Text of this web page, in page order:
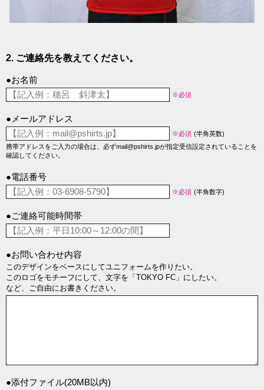
2. ご連絡先を教えてください。
●お名前
※必須
●メールアドレス
※必須 (半角英数)
携帯アドレスをご入力の場合は、必ずmail@pshirts.jpが指定受信設定されていることを
確認してください。
●電話番号
※必須 (半角数字)
●ご連絡可能時間帯
●お問い合わせ内容
このデザインをベースにしてユニフォームを作りたい。
このロゴをモチーフにして、文字を「TOKYO FC」にしたい。
など、ご自由にお書きください。
●添付ファイル(20MB以内)